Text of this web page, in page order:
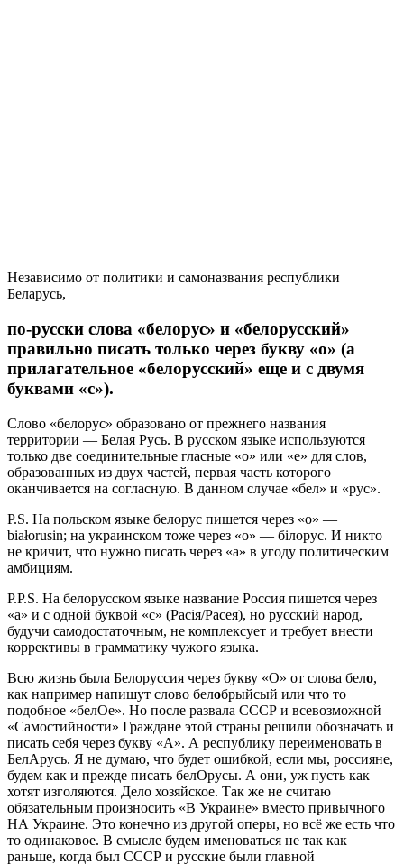
Независимо от политики и самоназвания республики
Беларусь,
по-русски слова «белорус» и «белорусский»
правильно писать только через букву «о» (а
прилагательное «белорусский» еще и с двумя
буквами «с»).
Слово «белорус» образовано от прежнего названия
территории — Белая Русь. В русском языке используются
только две соединительные гласные «о» или «е» для слов,
образованных из двух частей, первая часть которого
оканчивается на согласную. В данном случае «бел» и «рус».
P.S. На польском языке белорус пишется через «о» —
białorusin; на украинском тоже через «о» — білорус. И никто
не кричит, что нужно писать через «а» в угоду политическим
амбициям.
P.P.S. На белорусском языке название Россия пишется через
«а» и с одной буквой «с» (Расія/Расея), но русский народ,
будучи самодостаточным, не комплексует и требует внести
коррективы в грамматику чужого языка.
Всю жизнь была Белоруссия через букву «О» от слова бело,
как например напишут слово белобрыйсый или что то
подобное «белОе». Но после развала СССР и всевозможной
«Самостийности» Граждане этой страны решили обозначать и
писать себя через букву «А». А республику переименовать в
БелАрусь. Я не думаю, что будет ошибкой, если мы, россияне,
будем как и прежде писать белОрусы. А они, уж пусть как
хотят изголяются. Дело хозяйское. Так же не считаю
обязательным произносить «В Украине» вместо привычного
НА Украине. Это конечно из другой оперы, но всё же есть что
то одинаковое. В смысле будем именоваться не так как
раньше, когда был СССР и русские были главной